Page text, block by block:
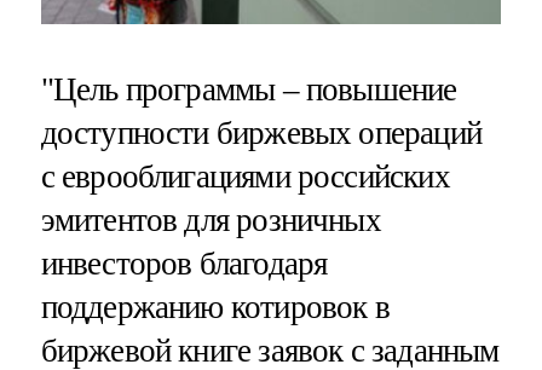
"Цель программы – повышение
доступности биржевых операций
с еврооблигациями российских
эмитентов для розничных
инвесторов благодаря
поддержанию котировок в
биржевой книге заявок с заданным